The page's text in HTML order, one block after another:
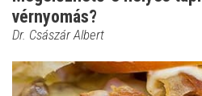
vérnyomás?
Dr. Császár Albert